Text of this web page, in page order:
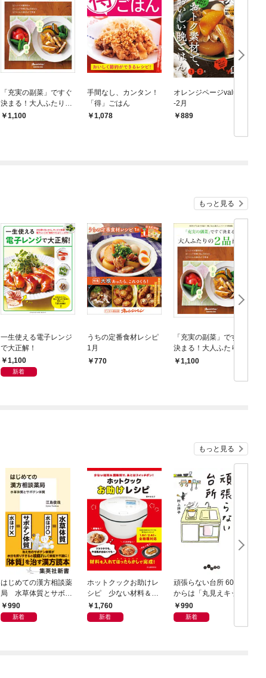
「充実の副菜」ですぐ
決まる！大人ふたりの
2品献立
1,100
手間なし、カンタン！
「得」ごはん
1,078
オレンジページvalue1
-2月
889
もっと見る
一生使える電子レンジ
で大正解！
1,100
新着
うちの定番食材レシピ
1月
770
「充実の副菜」ですぐ
決まる！大人ふたりの
2品献立
1,100
もっと見る
はじめての漢方相談薬
局 水草体質とサボテ
ン体質
990
新着
ホットクックお助けレ
シピ 少ない材料＆調
味料で、あとはスイッ
チポン！
1,760
新着
頑張らない台所 60歳
からは「丸見えキッチ
ン」でラクしておいし
い
990
新着